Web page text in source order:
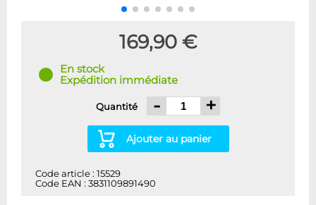
169,90 €
En stock
Expédition immédiate
Quantité - +
Ajouter au panier
Code article : 15529
Code EAN : 3831109891490